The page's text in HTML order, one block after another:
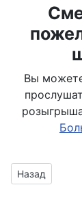
Вы
Предыдущий
Назад